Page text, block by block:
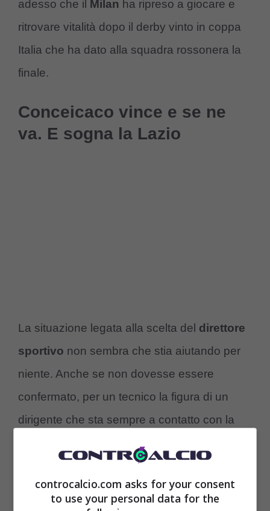
adesso che il Milan ha ripreso a giocare e
ritrovare vitalità dopo il derby vinto in coppa
Italia che ha dato alla squadra rossonera la
finale.
Conceicaco vince e se ne
va. E sogna la Lazio
La situazione legata alla scelta del direttore
sportivo non sembra che stia aiutando per
niente. Anche se non dovesse essere
confermato, per un tecnico la figura di un
dirigente che sta sempre a contatto con la
molla, di sicuro non è buono per la società e
per i segnali che dà all’esterno, figuriamoci
controcalcio.com asks for your consent
to use your personal data for the